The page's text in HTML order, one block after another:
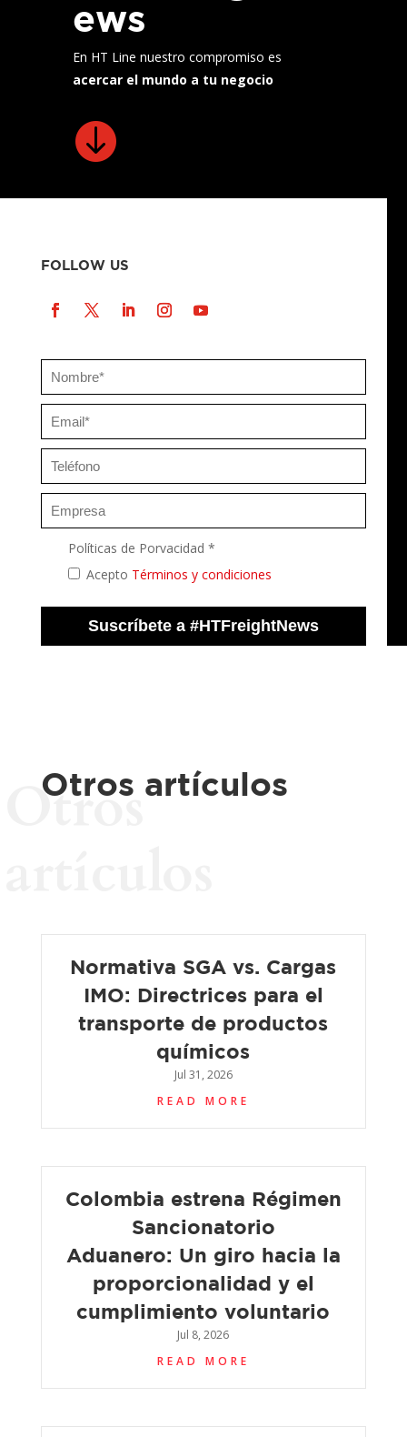
ews
En HT Line nuestro compromiso es
acercar el mundo a tu negocio

FOLLOW US
Políticas de Porvacidad *
Acepto Términos y condiciones
Otros artículos
Otros
Normativa SGA vs. Cargas
IMO: Directrices para el
transporte de productos
químicos
Jul 31, 2026
READ MORE
Colombia estrena Régimen
Sancionatorio
Aduanero: Un giro hacia la
proporcionalidad y el
cumplimiento voluntario
Jul 8, 2026
READ MORE